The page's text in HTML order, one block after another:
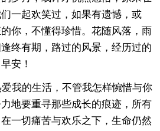
一起欢笑过，如果有遗憾，或
你，不懂得珍惜。花随风落，雨
终有期，路过的风景，经历过的
安！
我的生活，不管我怎样惋惜与你
地要重寻那些成长的痕迹，所有
一切痛苦与欢乐之下，生命仍然